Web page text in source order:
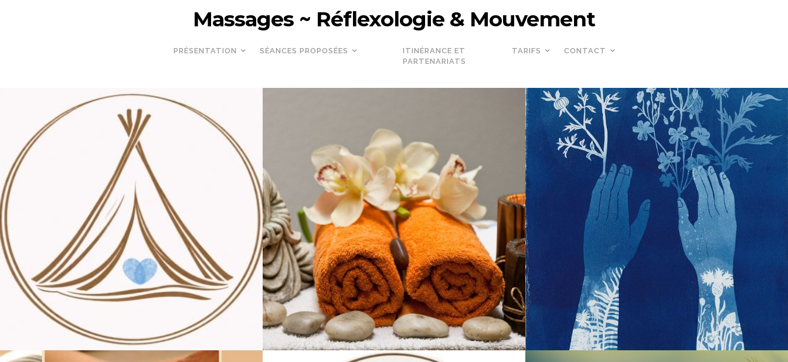
Massages ~ Réflexologie & Mouvement
PRÉSENTATION SÉANCES PROPOSÉES
ITINÉRANCE ET
PARTENARIATS
TARIFS CONTACT